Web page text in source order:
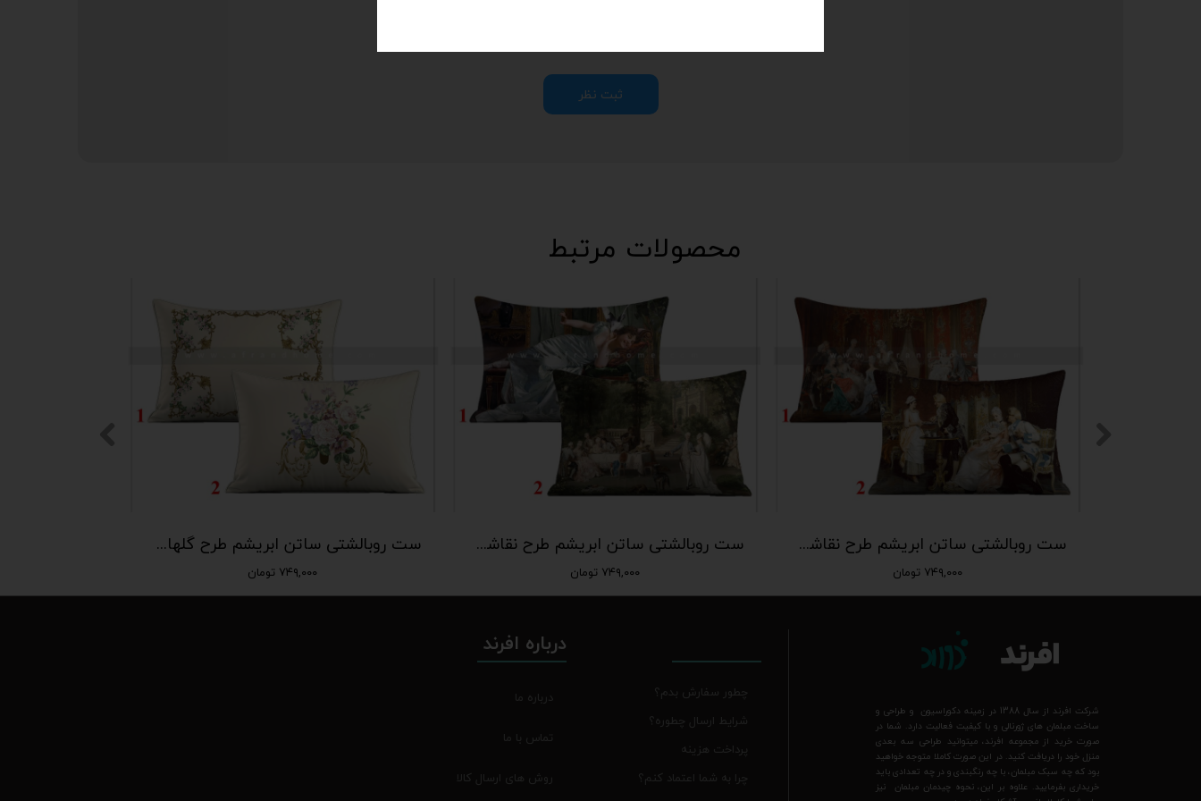
ثبت نظر
ست روبالشتی ساتن ابریشم طرح گلهای اروپایی | کالکشن رویال(PL-131)
۷۴۹,۰۰۰ تومان
ست روبالشتی ساتن ابریشم طرح نقاشی‌های کلاسیک اروپایی | کالکشن رویال(PL-135)
۷۴۹,۰۰۰ تومان
ست روبالشتی ساتن ابریشم طرح نقاشی‌های کلاسیک اروپایی | کالکشن رویال(PL-136)
۷۴۹,۰۰۰ تومان
محصولات مرتبط
شرکت افرند از سال 1388 در زمینه دکوراسیون و طراحی و
ساخت مبلمان های ژورنالی و با کیفیت فعالیت دارد. شما در
صورت خرید از مجموعه افرند، میتوانید طراحی سه بعدی
منزل خود را دریافت کنید. در این صورت کاملا متوجه خواهید
بود که چه سبک مبلمان، با چه رنگبندی و در چه تعدادی باید
خریداری بفرمایید. علاوه بر این، نحوه چیدمان مبلمان نیز
چطور سفارش بدم؟
شرایط ارسال چطوره؟
پرداخت هزینه
چرا به شما اعتماد کنم؟
درباره افرند
درباره ما
تماس با ما
روش های ارسال کالا